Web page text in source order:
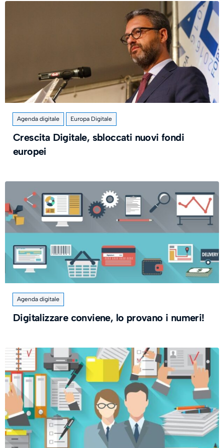
Agenda digitale Europa Digitale
Crescita Digitale, sbloccati nuovi fondi
europei
Agenda digitale
Digitalizzare conviene, lo provano i numeri!